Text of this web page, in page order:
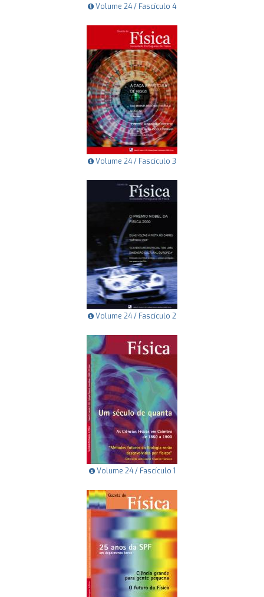
Volume 24 / Fascículo 4
Volume 24 / Fascículo 3
Volume 24 / Fascículo 2
Volume 24 / Fascículo 1